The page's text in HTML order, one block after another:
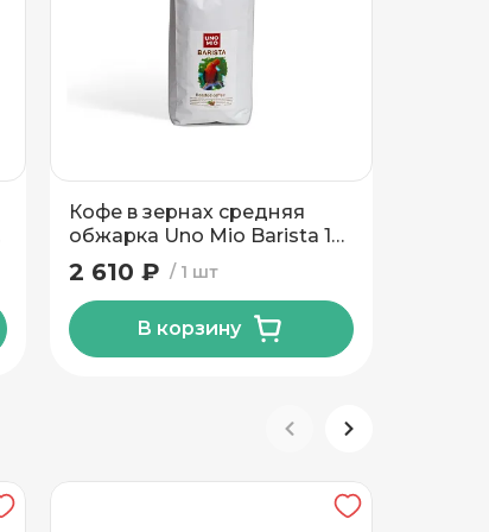
Кофе в зернах средняя
обжарка Uno Mio Barista 1
кг
1 шт
2 610 ₽
В корзину